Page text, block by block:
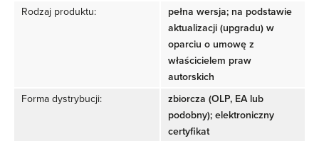
Rodzaj produktu:
pełna wersja; na podstawie
aktualizacji (upgradu) w
oparciu o umowę z
właścicielem praw
autorskich
Forma dystrybucji:
zbiorcza (OLP, EA lub
podobny); elektroniczny
certyfikat